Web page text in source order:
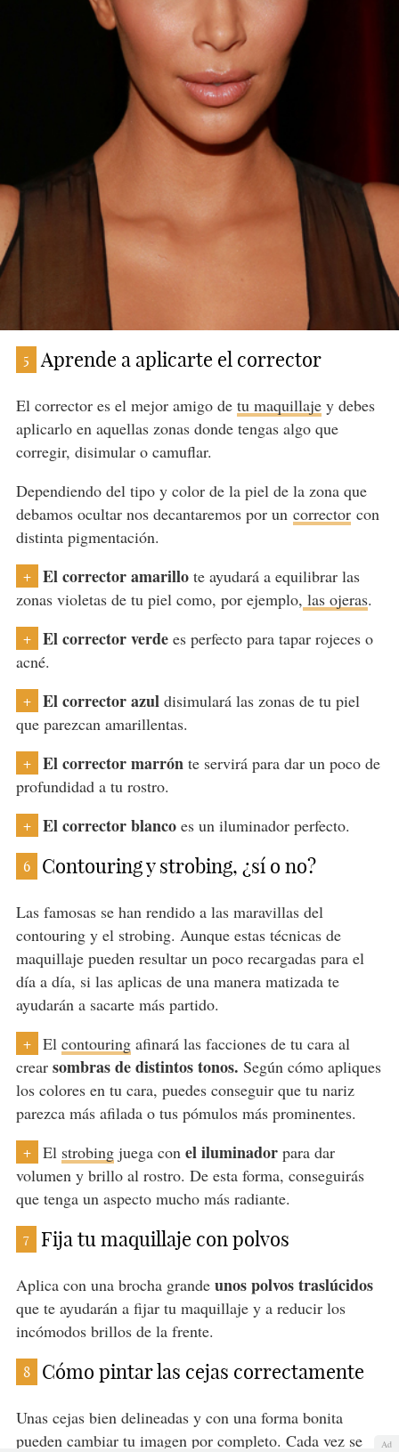
5 Aprende a aplicarte el corrector
El corrector es el mejor amigo de tu maquillajey debes
aplicarlo en aquellas zonas donde tengas algo que
corregir, disimular o camuflar.
Dependiendo del tipo y color de la piel de la zona que
debamos ocultar nos decantaremos por un correctorcon
distinta pigmentación.
+ El corrector amarillote ayudará a equilibrar las
zonas violetas de tu piel como, por ejemplo, las ojeras.
+ El corrector verdees perfecto para tapar rojeces o
acné.
+ El corrector azuldisimulará las zonas de tu piel
que parezcan amarillentas.
+ El corrector marrónte servirá para dar un poco de
profundidad a tu rostro.
+ El corrector blancoes un iluminador perfecto.
6 Contouring y strobing, ¿sí o no?
Las famosas se han rendido a las maravillas del
contouring y el strobing. Aunque estas técnicas de
maquillaje pueden resultar un poco recargadas para el
día a día, si las aplicas de una manera matizada te
ayudarán a sacarte más partido.
+ El contouringafinará las facciones de tu cara al
crearsombras de distintos tonos. Según cómo apliques
los colores en tu cara, puedes conseguir que tu nariz
parezca más afilada o tus pómulos más prominentes.
+ El strobingjuega con el iluminadorpara dar
volumen y brillo al rostro. De esta forma, conseguirás
que tenga un aspecto mucho más radiante.
7 Fija tu maquillaje con polvos
Aplica con una brocha grandeunos polvos traslúcidos
que te ayudarán a fijar tu maquillaje y a reducir los
incómodos brillos de la frente.
8 Cómo pintar las cejas correctamente
Unas cejas bien delineadas y con una forma bonita
pueden cambiar tu imagen por completo. Cada vez se
Ad